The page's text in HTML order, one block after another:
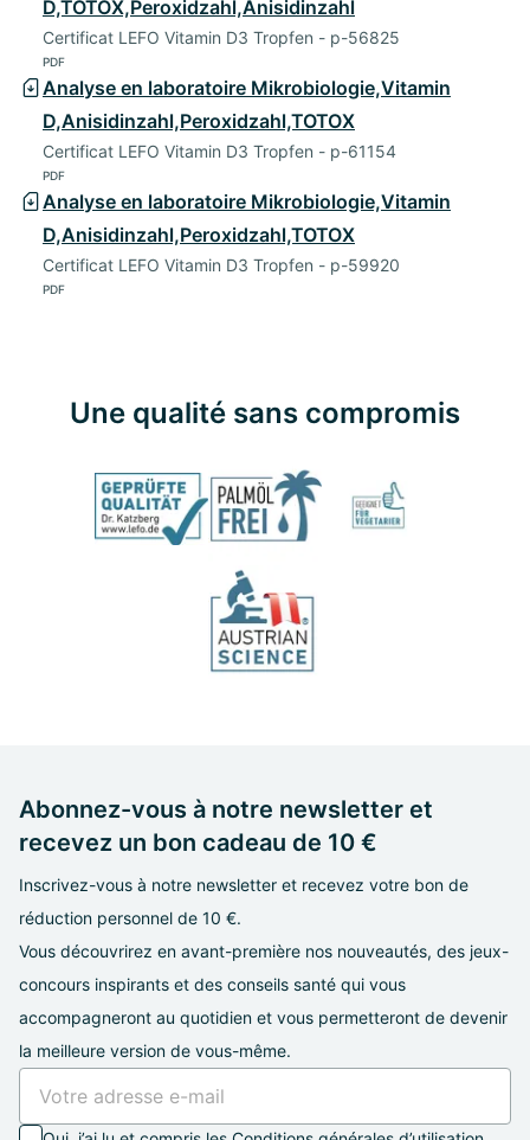
D,TOTOX,Peroxidzahl,Anisidinzahl
Certificat LEFO Vitamin D3 Tropfen - p-56825
PDF
Analyse en laboratoire Mikrobiologie,Vitamin
D,Anisidinzahl,Peroxidzahl,TOTOX
Certificat LEFO Vitamin D3 Tropfen - p-61154
PDF
Analyse en laboratoire Mikrobiologie,Vitamin
D,Anisidinzahl,Peroxidzahl,TOTOX
Certificat LEFO Vitamin D3 Tropfen - p-59920
PDF
Une qualité sans compromis
Abonnez-vous à notre newsletter et
recevez un bon cadeau de 10 €
Inscrivez-vous à notre newsletter et recevez votre bon de
réduction personnel de 10 €.
Vous découvrirez en avant-première nos nouveautés, des jeux-
concours inspirants et des conseils santé qui vous
accompagneront au quotidien et vous permetteront de devenir
la meilleure version de vous-même.